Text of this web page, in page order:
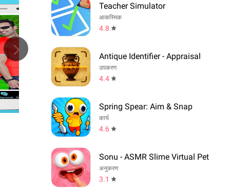
Teacher Simulator
आकस्मिक
4.8
Antique Identifier - Appraisal
उपकरण
4.4
Spring Spear: Aim & Snap
कार्य
4.6
Sonu - ASMR Slime Virtual Pet
अनुकरण
3.1